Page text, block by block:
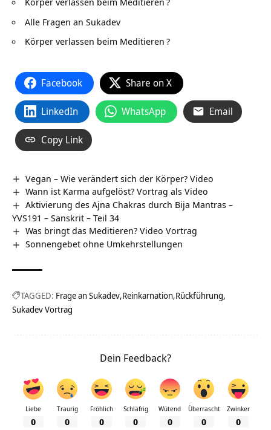
Alle Fragen an Sukadev
Körper verlassen beim Meditieren ?
Facebook Share on X
LinkedIn WhatsApp Email
Copy Link
Vegan – Wie verändert sich der Körper? Video
Wann ist Karma aufgelöst? Vortrag als Video
Aktivierung des Ajna Chakras durch Bija Mantras –
YVS191 – Sanskrit – Teil 34
Was bringt das Meditieren? Video Vortrag
Sonnengebet ohne Umkehrstellungen
TAGGED: Frage an Sukadev Reinkarnation Rückführung
Sukadev Vortrag
Dein Feedback?
Liebe
0
Traurig
0
Fröhlich
0
Schläfrig
0
Wütend
0
Überrascht
0
Zwinker
0